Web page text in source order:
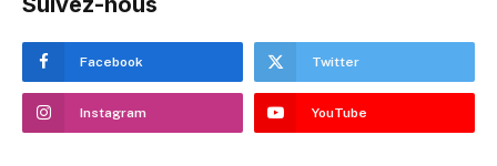
Facebook Twitter
Instagram YouTube